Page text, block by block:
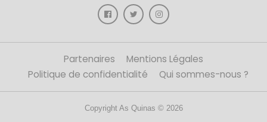
Partenaires
Mentions Légales
Politique de confidentialité
Qui sommes-nous ?
Copyright As Quinas © 2026